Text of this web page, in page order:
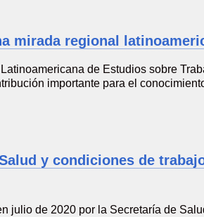
mirada regional
de Estudios sobre
importante para el
y condiciones de
julio de 2020 por la Secretaría de